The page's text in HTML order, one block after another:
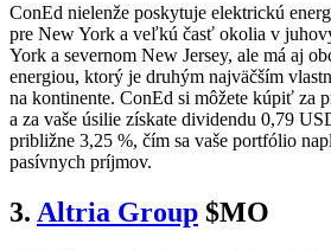
ConEd nielenže poskytuje elektrickú
pre New York a veľkú časť okolia v
York a severnom New Jersey, ale má aj
energiou, ktorý je druhým najväčším
na kontinente. ConEd si môžete kúpiť za
a za vaše úsilie získate dividendu 0,79
približne 3,25 %, čím sa vaše portfólio
pasívnych príjmov.
3. Altria Group $MO